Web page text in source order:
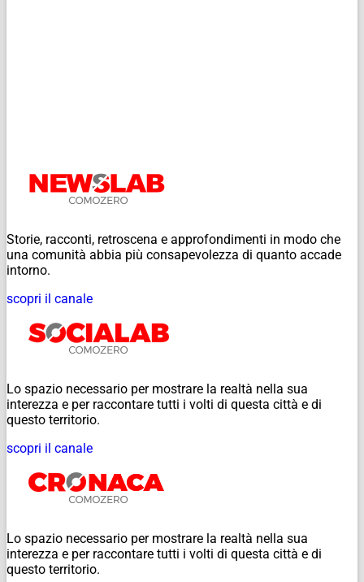
Storie, racconti, retroscena e approfondimenti in modo che
una comunità abbia più consapevolezza di quanto accade
intorno.
scopri il canale
Lo spazio necessario per mostrare la realtà nella sua
interezza e per raccontare tutti i volti di questa città e di
questo territorio.
scopri il canale
Lo spazio necessario per mostrare la realtà nella sua
interezza e per raccontare tutti i volti di questa città e di
questo territorio.